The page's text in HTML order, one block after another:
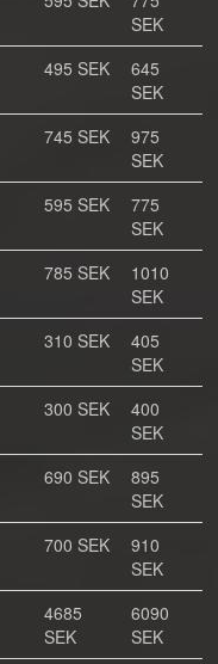
SEK
495 SEK
645
SEK
745 SEK
975
SEK
595 SEK
775
SEK
785 SEK
1010
SEK
310 SEK
405
SEK
300 SEK
400
SEK
690 SEK
895
SEK
700 SEK
910
SEK
4685
SEK
6090
SEK